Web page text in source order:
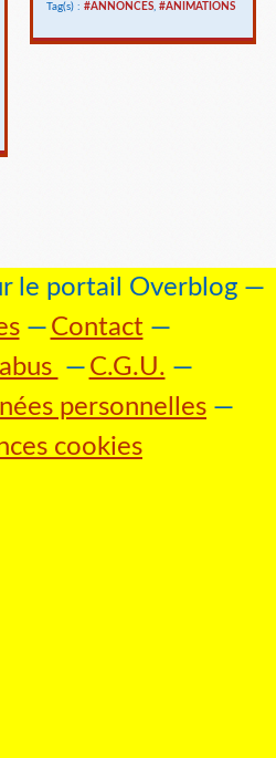
Tag(s) : #ANNONCES, #ANIMATIONS
le portail Overblog
Contact
C.G.U.
personnelles
cookies